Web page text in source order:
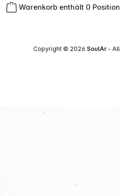
Warenkorb enthält 0
Copyright © 2026 SoulAr-